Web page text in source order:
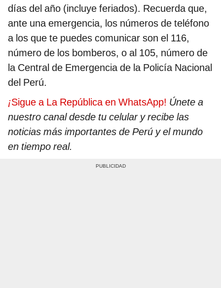
días del año (incluye feriados). Recuerda que,
ante una emergencia, los números de teléfono
a los que te puedes comunicar son el 116,
número de los bomberos, o al 105, número de
la Central de Emergencia de la Policía Nacional
del Perú.
¡Sigue a La República en WhatsApp! Únete a
nuestro canal desde tu celular y recibe las
noticias más importantes de Perú y el mundo
en tiempo real.